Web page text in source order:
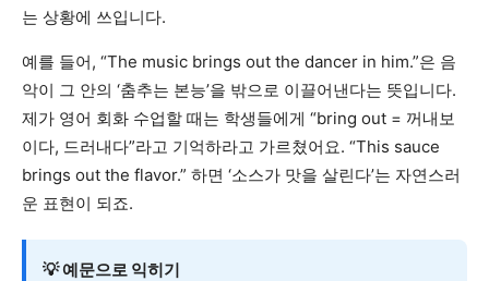
는 상황에 쓰입니다.
예를 들어, “The music brings out the dancer in him.”은 음
악이 그 안의 ‘춤추는 본능’을 밖으로 이끌어낸다는 뜻입니다.
제가 영어 회화 수업할 때는 학생들에게 “bring out = 꺼내보
이다, 드러내다”라고 기억하라고 가르쳤어요. “This sauce
brings out the flavor.” 하면 ‘소스가 맛을 살린다’는 자연스러
운 표현이 되죠.
💡 예문으로 익히기